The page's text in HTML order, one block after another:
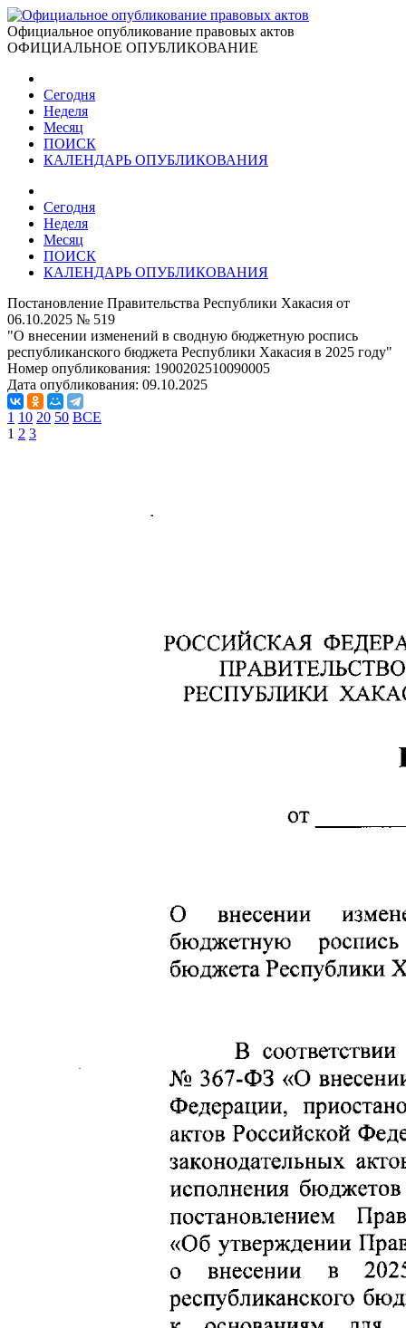
Официальное опубликование правовых актов
ОФИЦИАЛЬНОЕ ОПУБЛИКОВАНИЕ
Сегодня
Неделя
Месяц
ПОИСК
КАЛЕНДАРЬ ОПУБЛИКОВАНИЯ
Сегодня
Неделя
Месяц
ПОИСК
КАЛЕНДАРЬ ОПУБЛИКОВАНИЯ
Постановление Правительства Республики Хакасия от
06.10.2025 № 519
"О внесении изменений в сводную бюджетную роспись
республиканского бюджета Республики Хакасия в 2025 году"
Номер опубликования: 1900202510090005
Дата опубликования: 09.10.2025
1 10 20 50 ВСЕ
1 2 3